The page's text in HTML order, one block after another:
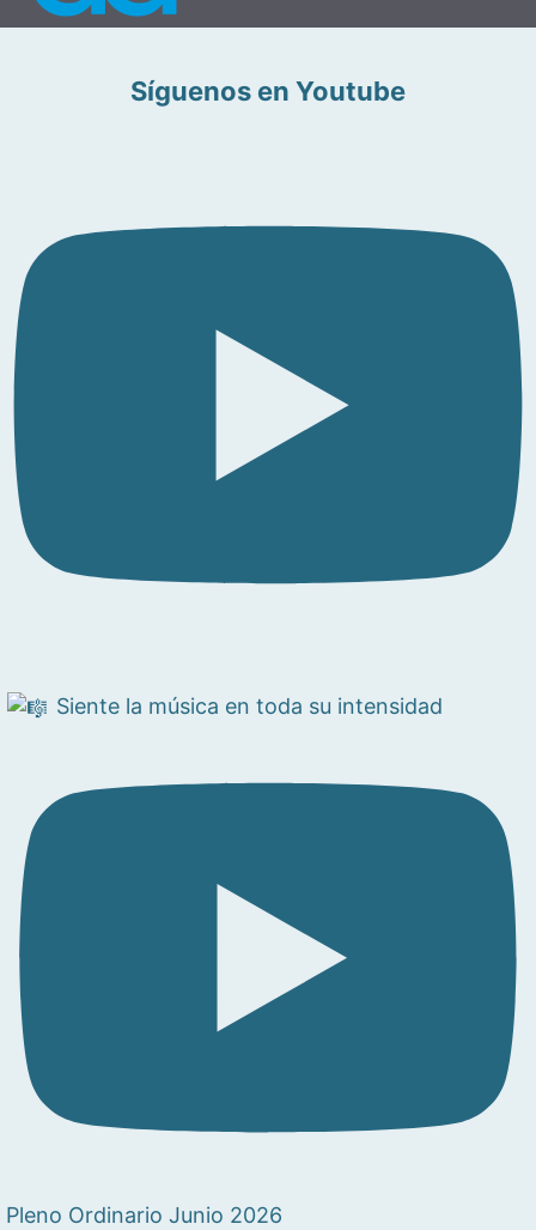
Síguenos en Youtube
Siente la música en toda su intensidad
Pleno Ordinario Junio 2026